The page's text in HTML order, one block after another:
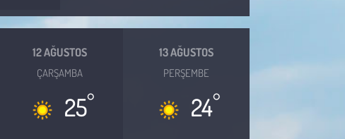
12 AĞUSTOS
ÇARŞAMBA
25°
13 AĞUSTOS
PERŞEMBE
24°